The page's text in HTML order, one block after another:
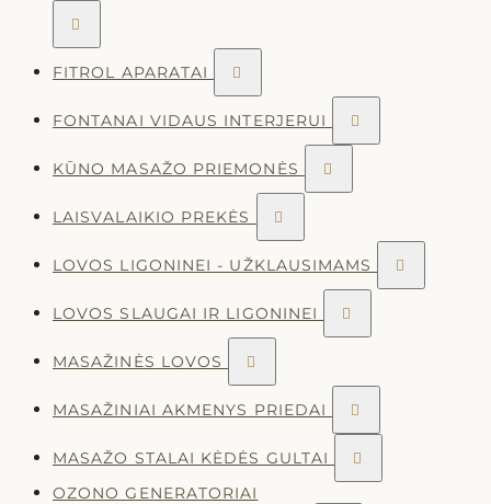

FITROL APARATAI 
FONTANAI VIDAUS INTERJERUI 
KŪNO MASAŽO PRIEMONĖS 
LAISVALAIKIO PREKĖS 
LOVOS LIGONINEI - UŽKLAUSIMAMS 
LOVOS SLAUGAI IR LIGONINEI 
MASAŽINĖS LOVOS 
MASAŽINIAI AKMENYS PRIEDAI 
MASAŽO STALAI KĖDĖS GULTAI

OZONO GENERATORIAI